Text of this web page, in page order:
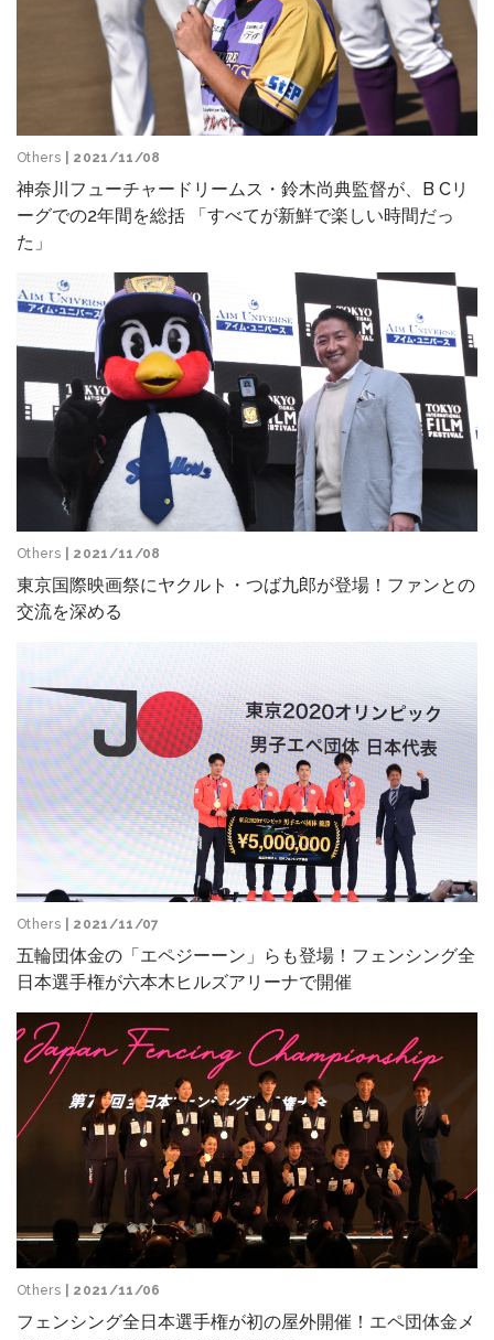
Others | 2021/11/08
神奈川フューチャードリームス・鈴木尚典監督が、B Cリ
ーグでの2年間を総括 「すべてが新鮮で楽しい時間だっ
た」
Others | 2021/11/08
東京国際映画祭にヤクルト・つば九郎が登場！ファンとの
交流を深める
Others | 2021/11/07
五輪団体金の「エペジーーン」らも登場！フェンシング全
日本選手権が六本木ヒルズアリーナで開催
Others | 2021/11/06
フェンシング全日本選手権が初の屋外開催！エペ団体金メ